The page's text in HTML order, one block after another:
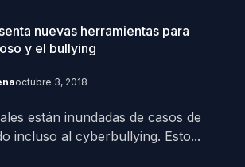
nuevas herramientas para
y el bullying
octubre 3, 2018
están inundadas de casos de
incluso al cyberbullying. Esto...